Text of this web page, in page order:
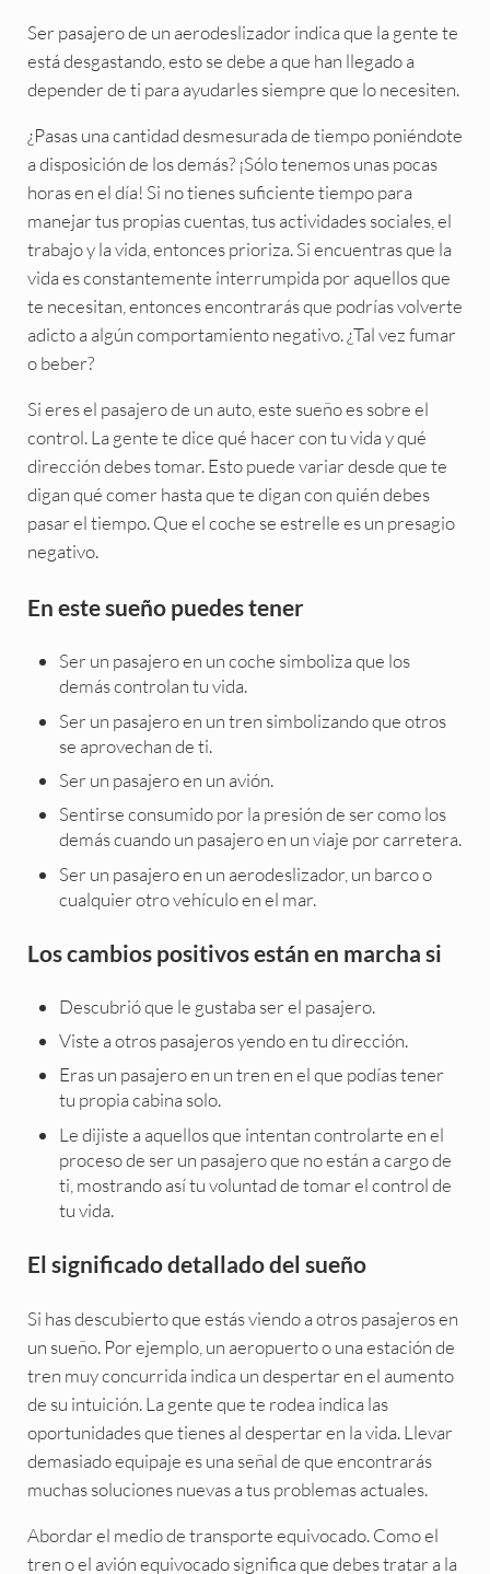
Ser pasajero de un aerodeslizador indica que la gente te
está desgastando, esto se debe a que han llegado a
depender de ti para ayudarles siempre que lo necesiten.
¿Pasas una cantidad desmesurada de tiempo poniéndote
a disposición de los demás? ¡Sólo tenemos unas pocas
horas en el día! Si no tienes suficiente tiempo para
manejar tus propias cuentas, tus actividades sociales, el
trabajo y la vida, entonces prioriza. Si encuentras que la
vida es constantemente interrumpida por aquellos que
te necesitan, entonces encontrarás que podrías volverte
adicto a algún comportamiento negativo. ¿Tal vez fumar
o beber?
Si eres el pasajero de un auto, este sueño es sobre el
control. La gente te dice qué hacer con tu vida y qué
dirección debes tomar. Esto puede variar desde que te
digan qué comer hasta que te digan con quién debes
pasar el tiempo. Que el coche se estrelle es un presagio
negativo.
En este sueño puedes tener
Ser un pasajero en un coche simboliza que los
demás controlan tu vida.
Ser un pasajero en un tren simbolizando que otros
se aprovechan de ti.
Ser un pasajero en un avión.
Sentirse consumido por la presión de ser como los
demás cuando un pasajero en un viaje por carretera.
Ser un pasajero en un aerodeslizador, un barco o
cualquier otro vehículo en el mar.
Los cambios positivos están en marcha si
Descubrió que le gustaba ser el pasajero.
Viste a otros pasajeros yendo en tu dirección.
Eras un pasajero en un tren en el que podías tener
tu propia cabina solo.
Le dijiste a aquellos que intentan controlarte en el
proceso de ser un pasajero que no están a cargo de
ti, mostrando así tu voluntad de tomar el control de
tu vida.
El significado detallado del sueño
Si has descubierto que estás viendo a otros pasajeros en
un sueño. Por ejemplo, un aeropuerto o una estación de
tren muy concurrida indica un despertar en el aumento
de su intuición. La gente que te rodea indica las
oportunidades que tienes al despertar en la vida. Llevar
demasiado equipaje es una señal de que encontrarás
muchas soluciones nuevas a tus problemas actuales.
Abordar el medio de transporte equivocado. Como el
tren o el avión equivocado significa que debes tratar a la